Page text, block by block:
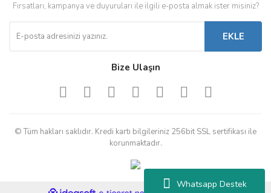
Whatsapp Destek
Fırsatları, kampanya ve duyuruları ile ilgili e-posta almak ister misiniz?
EKLE
Bize Ulaşın
© Tüm hakları saklıdır. Kredi kartı bilgileriniz 256bit SSL sertifikası ile
korunmaktadır.